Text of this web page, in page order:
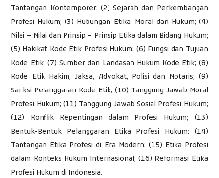
Tantangan Kontemporer; (2) Sejarah dan Perkembangan
Profesi Hukum; (3) Hubungan Etika, Moral dan Hukum; (4)
Nilai – Nilai dan Prinsip – Prinsip Etika dalam Bidang Hukum;
(5) Hakikat Kode Etik Profesi Hukum; (6) Fungsi dan Tujuan
Kode Etik; (7) Sumber dan Landasan Hukum Kode Etik; (8)
Kode Etik Hakim, Jaksa, Advokat, Polisi dan Notaris; (9)
Sanksi Pelanggaran Kode Etik; (10) Tanggung Jawab Moral
Profesi Hukum; (11) Tanggung Jawab Sosial Profesi Hukum;
(12) Konflik Kepentingan dalam Profesi Hukum; (13)
Bentuk-Bentuk Pelanggaran Etika Profesi Hukum; (14)
Tantangan Etika Profesi di Era Modern; (15) Etika Profesi
dalam Konteks Hukum Internasional; (16) Reformasi Etika
Profesi Hukum di Indonesia.